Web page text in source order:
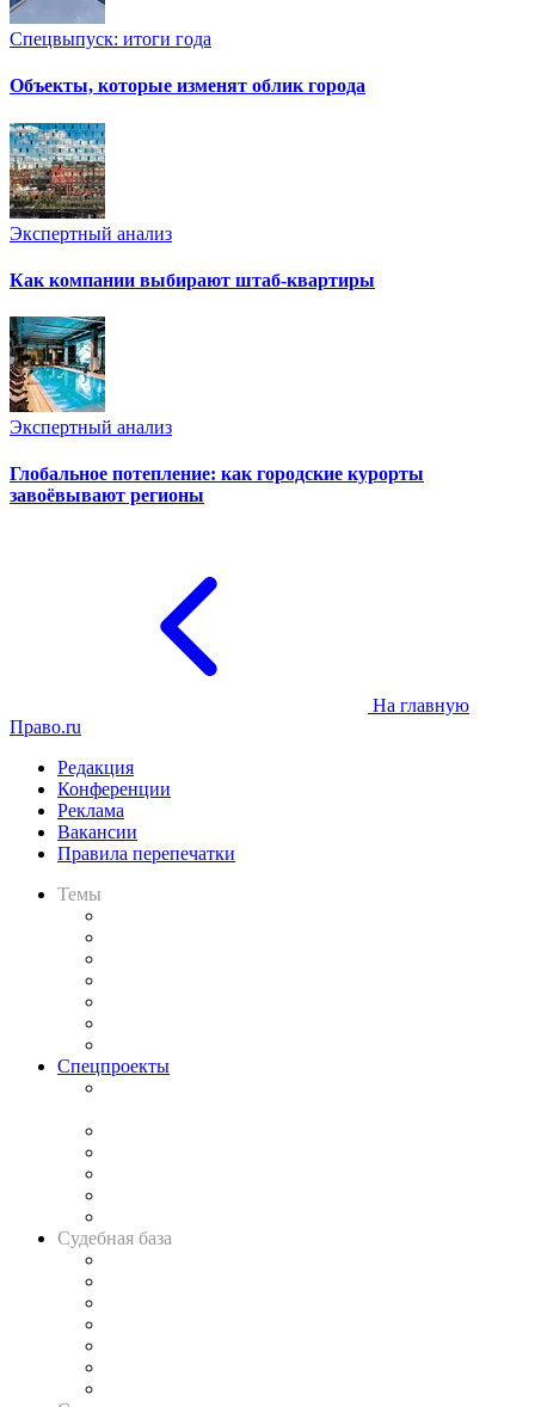
Спецвыпуск: итоги года
Объекты, которые изменят облик города
Экспертный анализ
Как компании выбирают штаб-квартиры
Экспертный анализ
Глобальное потепление: как городские курорты
завоёвывают регионы
На главную
Право.ru
Редакция
Конференции
Реклама
Вакансии
Правила перепечатки
Темы
Спецпроекты
Судебная база